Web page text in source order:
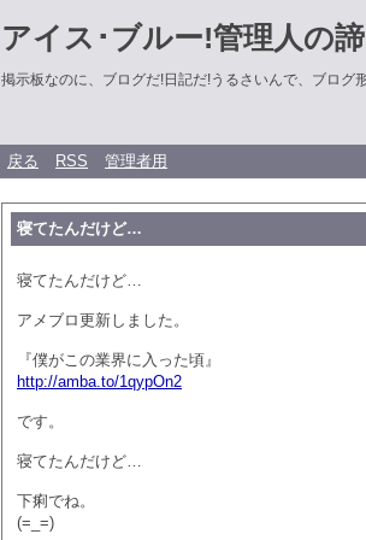
アイス･ブルー!管理人の
掲示板なのに、ブログだ!日記だ!うるさいんで、ブログ
戻る RSS 管理者用
寝てたんだけど…
寝てたんだけど…
アメブロ更新しました。
『僕がこの業界に入った頃』
http://amba.to/1qypOn2
です。
寝てたんだけど…
下痢でね。
(=_=)